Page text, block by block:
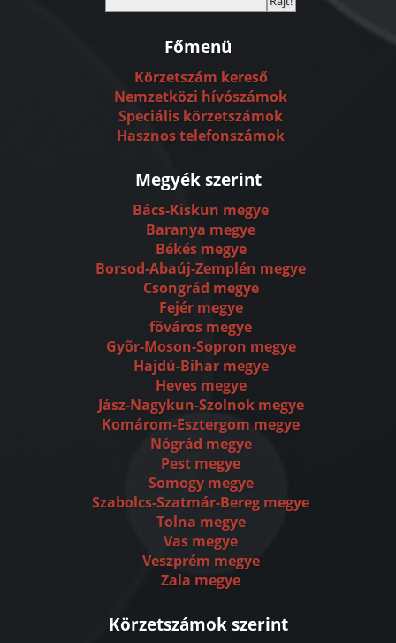
Főmenü
Körzetszám kereső
Nemzetközi hívószámok
Speciális körzetszámok
Hasznos telefonszámok
Megyék szerint
Bács-Kiskun megye
Baranya megye
Békés megye
Borsod-Abaúj-Zemplén megye
Csongrád megye
Fejér megye
fõváros megye
Gyõr-Moson-Sopron megye
Hajdú-Bihar megye
Heves megye
Jász-Nagykun-Szolnok megye
Komárom-Esztergom megye
Nógrád megye
Pest megye
Somogy megye
Szabolcs-Szatmár-Bereg megye
Tolna megye
Vas megye
Veszprém megye
Zala megye
Körzetszámok szerint